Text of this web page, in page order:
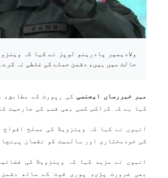
ولادیمیر پادرینو لوپز نے کہا کہ
حالت میں ہیں، دشمن حملے کی غلطی نہ کرے۔
مہر خبررساں ایجنسی کی رپورٹ کے مطابق،
کہا ہے کہ کراکس کسی بھی قسم کی جارحیت
انہوں نے کہا کہ وینزویلا کی مسلح
کی خودمختاری اور سالمیت کو نقصان
انہوں نے مزید کہا کہ وینزویلا کی
بھی ضرورت پڑی، پوری قوت کے ساتھ